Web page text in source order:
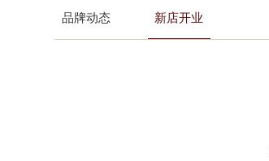
品牌动态 新店开业